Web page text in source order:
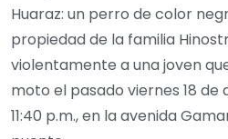
Huaraz: un perro de color
propiedad de la familia
violentamente a una joven
moto el pasado viernes 18 de
11:40 p.m., en la avenida